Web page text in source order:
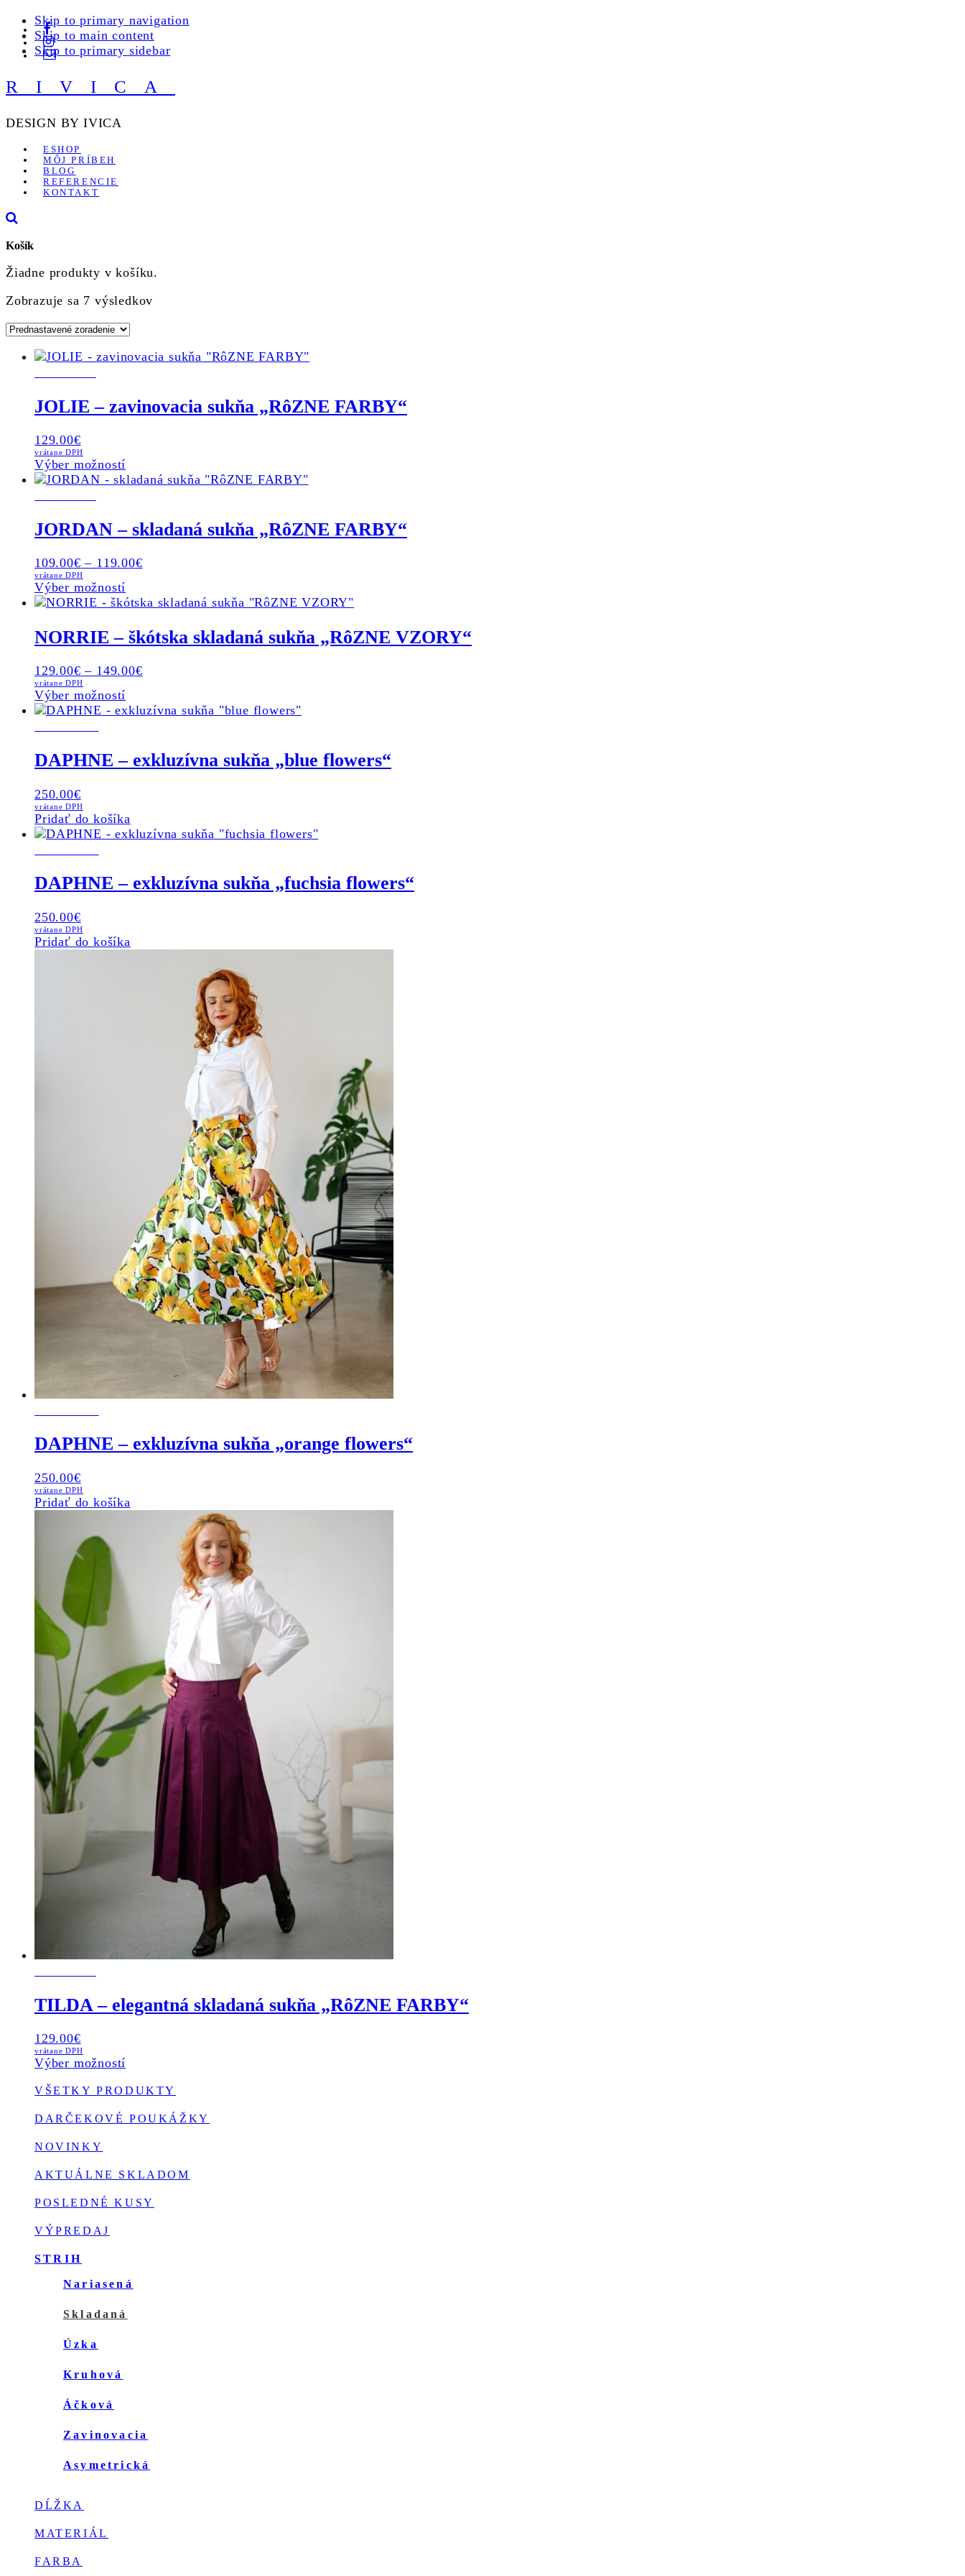
Skip to primary navigation
Skip to main content
Skip to primary sidebar
RIVICA
DESIGN BY IVICA
ESHOP
MÔJ PRÍBEH
BLOG
REFERENCIE
KONTAKT
Košík
Žiadne produkty v košíku.
Zobrazuje sa 7 výsledkov
JOLIE – zavinovacia sukňa „RôZNE FARBY“
129.00€
vrátane DPH
Výber možností
product
variants.
The
may
chosen
the
product
JORDAN – skladaná sukňa „RôZNE FARBY“
109.00€ – 119.00€
vrátane DPH
Výber možností
product
multiple
variants.
options
be
product
NORRIE – škótska skladaná sukňa „RôZNE VZORY“
129.00€ – 149.00€
vrátane DPH
Výber možností
product
variants.
The
be
chosen
product
page
DAPHNE – exkluzívna sukňa „blue flowers“
250.00€
vrátane DPH
Pridať do košíka
DAPHNE – exkluzívna sukňa „fuchsia flowers“
250.00€
vrátane DPH
Pridať do košíka
DAPHNE – exkluzívna sukňa „orange flowers“
250.00€
vrátane DPH
Pridať do košíka
TILDA – elegantná skladaná sukňa „RôZNE FARBY“
129.00€
vrátane DPH
Výber možností
has
variants.
may
be
chosen
Primary
Sidebar
VŠETKY PRODUKTY
DARČEKOVÉ POUKÁŽKY
NOVINKY
AKTUÁLNE SKLADOM
POSLEDNÉ KUSY
VÝPREDAJ
STRIH
nariasená
skladaná
úzka
kruhová
áčková
zavinovacia
asymetrická
DĹŽKA
MATERIÁL
FARBA